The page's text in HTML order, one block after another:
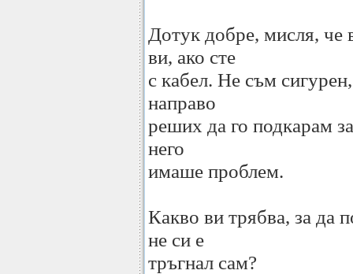
Дотук добре, мисля, че
ви, ако сте
с кабел. Не съм
направо
реших да го подкарам
него
имаше проблем.
Какво ви трябва, за да
не си е
тръгнал сам?